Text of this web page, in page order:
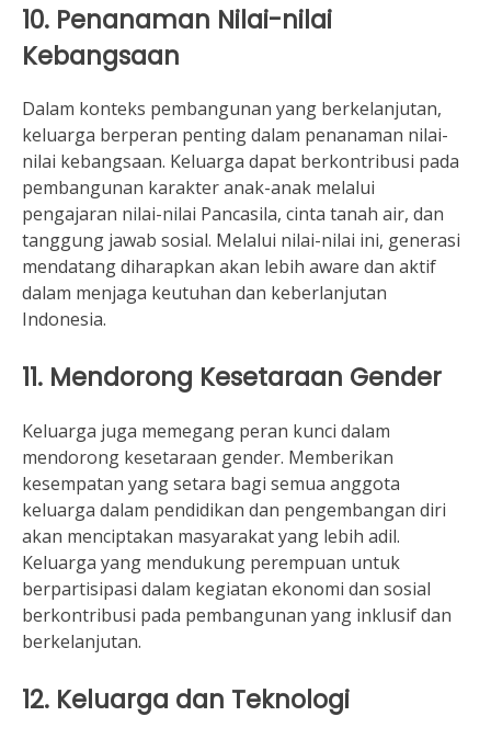
10. Penanaman Nilai-nilai
Kebangsaan
Dalam konteks pembangunan yang berkelanjutan,
keluarga berperan penting dalam penanaman nilai-
nilai kebangsaan. Keluarga dapat berkontribusi pada
pembangunan karakter anak-anak melalui
pengajaran nilai-nilai Pancasila, cinta tanah air, dan
tanggung jawab sosial. Melalui nilai-nilai ini, generasi
mendatang diharapkan akan lebih aware dan aktif
dalam menjaga keutuhan dan keberlanjutan
Indonesia.
11. Mendorong Kesetaraan Gender
Keluarga juga memegang peran kunci dalam
mendorong kesetaraan gender. Memberikan
kesempatan yang setara bagi semua anggota
keluarga dalam pendidikan dan pengembangan diri
akan menciptakan masyarakat yang lebih adil.
Keluarga yang mendukung perempuan untuk
berpartisipasi dalam kegiatan ekonomi dan sosial
berkontribusi pada pembangunan yang inklusif dan
berkelanjutan.
12. Keluarga dan Teknologi